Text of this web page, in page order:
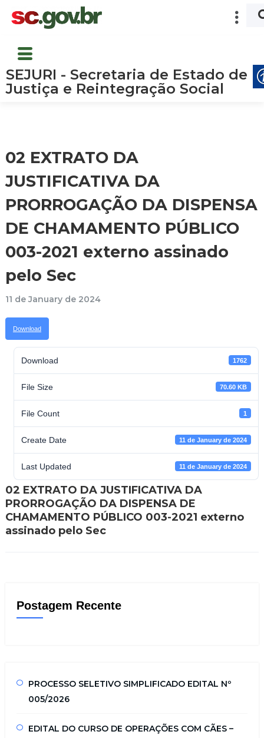
SEJURI - Secretaria de Estado de
Justiça e Reintegração Social
02 EXTRATO DA
JUSTIFICATIVA DA
PRORROGAÇÃO DA DISPENSA
DE CHAMAMENTO PÚBLICO
003-2021 externo assinado
pelo Sec
11 de January de 2024
Download
Download 1762
File Size 70.60 KB
File Count 1
Create Date 11 de January de 2024
Last Updated 11 de January de 2024
02 EXTRATO DA JUSTIFICATIVA DA
PRORROGAÇÃO DA DISPENSA DE
CHAMAMENTO PÚBLICO 003-2021 externo
assinado pelo Sec
Postagem Recente
PROCESSO SELETIVO SIMPLIFICADO EDITAL Nº
005/2026
EDITAL DO CURSO DE OPERAÇÕES COM CÃES –